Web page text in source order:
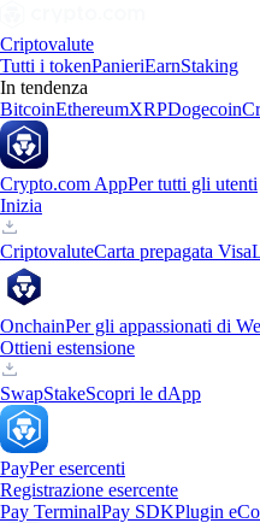
Criptovalute
Tutti i tokenPanieriEarnStaking
In tendenza
BitcoinEthereumXRPDogecoin
Crypto.com AppPer tutti gli utenti
Inizia
CriptovaluteCarta prepagata Visa
OnchainPer gli appassionati di
Ottieni estensione
SwapStakeScopri le dApp
PayPer esercenti
Registrazione esercente
Pay TerminalPay SDKPlugin